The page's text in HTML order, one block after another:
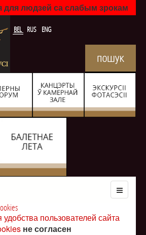
для людзей са слабым зрокам
BEL RUS ENG
пользователей сайта
не согласен